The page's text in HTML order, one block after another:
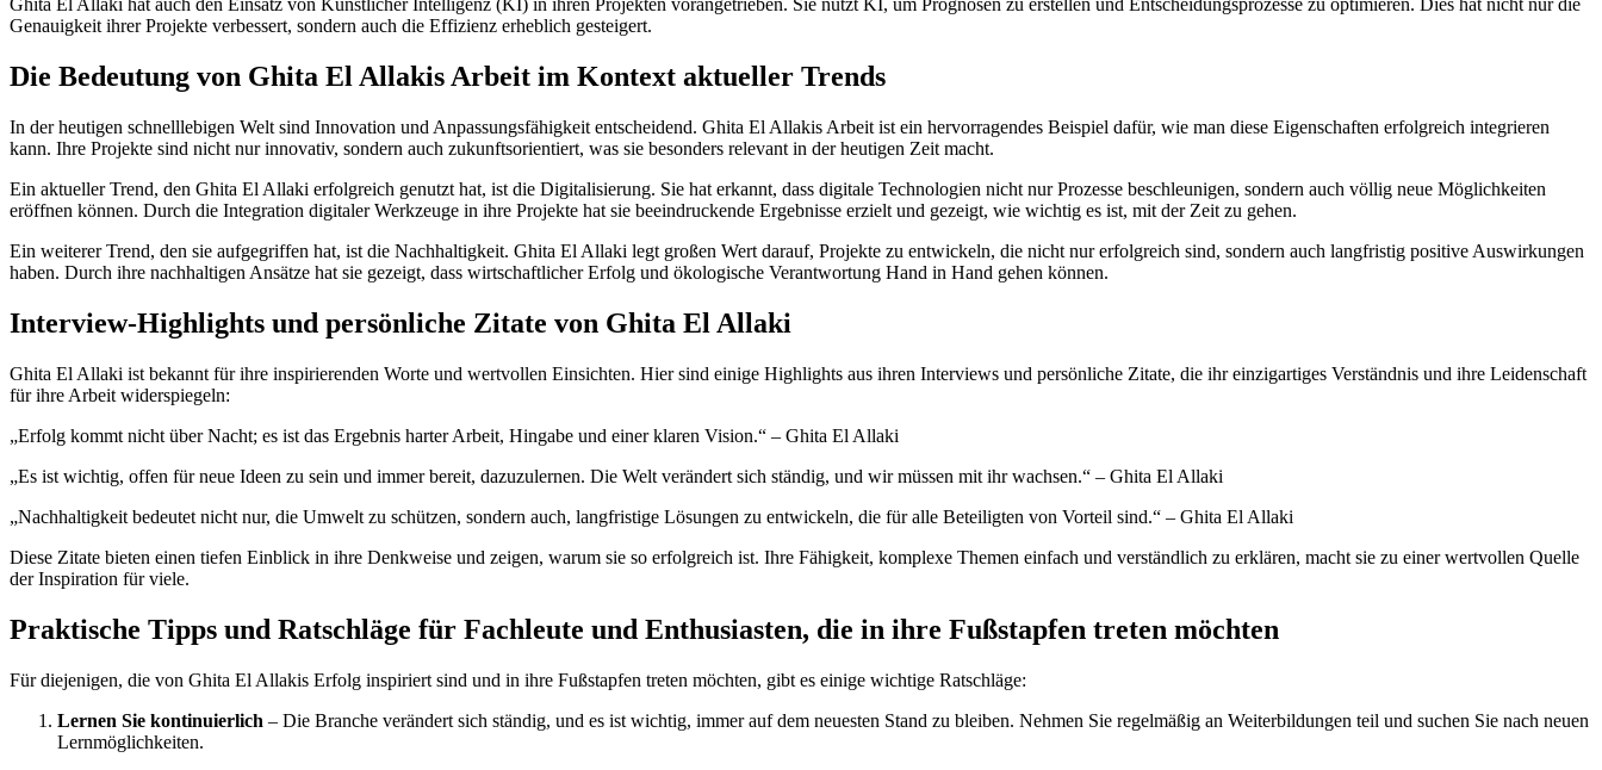
Ghita El Allaki hat auch den Einsatz von Künstlicher Intelligenz (KI) in ihren Projekten vorangetrieben. Sie nutzt KI, um Prognosen zu erstellen und Entscheidungsprozesse zu optimieren. Dies hat nicht nur die
Genauigkeit ihrer Projekte verbessert, sondern auch die Effizienz erheblich gesteigert.
Die Bedeutung von Ghita El Allakis Arbeit im Kontext aktueller Trends
In der heutigen schnelllebigen Welt sind Innovation und Anpassungsfähigkeit entscheidend. Ghita El Allakis Arbeit ist ein hervorragendes Beispiel dafür, wie man diese Eigenschaften erfolgreich integrieren
kann. Ihre Projekte sind nicht nur innovativ, sondern auch zukunftsorientiert, was sie besonders relevant in der heutigen Zeit macht.
Ein aktueller Trend, den Ghita El Allaki erfolgreich genutzt hat, ist die Digitalisierung. Sie hat erkannt, dass digitale Technologien nicht nur Prozesse beschleunigen, sondern auch völlig neue Möglichkeiten
eröffnen können. Durch die Integration digitaler Werkzeuge in ihre Projekte hat sie beeindruckende Ergebnisse erzielt und gezeigt, wie wichtig es ist, mit der Zeit zu gehen.
Ein weiterer Trend, den sie aufgegriffen hat, ist die Nachhaltigkeit. Ghita El Allaki legt großen Wert darauf, Projekte zu entwickeln, die nicht nur erfolgreich sind, sondern auch langfristig positive Auswirkungen
haben. Durch ihre nachhaltigen Ansätze hat sie gezeigt, dass wirtschaftlicher Erfolg und ökologische Verantwortung Hand in Hand gehen können.
Interview-Highlights und persönliche Zitate von Ghita El Allaki
Ghita El Allaki ist bekannt für ihre inspirierenden Worte und wertvollen Einsichten. Hier sind einige Highlights aus ihren Interviews und persönliche Zitate, die ihr einzigartiges Verständnis und ihre Leidenschaft
für ihre Arbeit widerspiegeln:
„Erfolg kommt nicht über Nacht; es ist das Ergebnis harter Arbeit, Hingabe und einer klaren Vision.“ – Ghita El Allaki
„Es ist wichtig, offen für neue Ideen zu sein und immer bereit, dazuzulernen. Die Welt verändert sich ständig, und wir müssen mit ihr wachsen.“ – Ghita El Allaki
„Nachhaltigkeit bedeutet nicht nur, die Umwelt zu schützen, sondern auch, langfristige Lösungen zu entwickeln, die für alle Beteiligten von Vorteil sind.“ – Ghita El Allaki
Diese Zitate bieten einen tiefen Einblick in ihre Denkweise und zeigen, warum sie so erfolgreich ist. Ihre Fähigkeit, komplexe Themen einfach und verständlich zu erklären, macht sie zu einer wertvollen Quelle
der Inspiration für viele.
Praktische Tipps und Ratschläge für Fachleute und Enthusiasten, die in ihre Fußstapfen treten möchten
Für diejenigen, die von Ghita El Allakis Erfolg inspiriert sind und in ihre Fußstapfen treten möchten, gibt es einige wichtige Ratschläge:
Lernen Sie kontinuierlich – Die Branche verändert sich ständig, und es ist wichtig, immer auf dem neuesten Stand zu bleiben. Nehmen Sie regelmäßig an Weiterbildungen teil und suchen Sie nach neuen
Lernmöglichkeiten.